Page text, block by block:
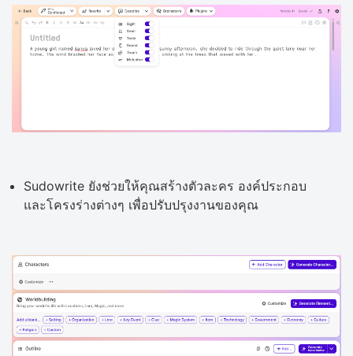
Sudowrite ยังช่วยให้คุณสร้างตัวละคร องค์ประกอบ
และโครงร่างต่างๆ เพื่อปรับปรุงงานของคุณ